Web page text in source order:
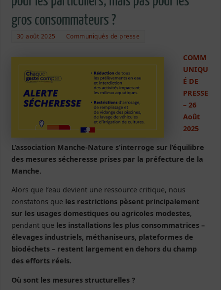
gros consommateurs ?
30 août 2025 Communiqués de presse
COMM
UNIQU
É DE
PRESSE
– 26
Août
2025
L’association Manche-Nature s’interroge sur l’équilibre
des mesures sécheresse prises par la préfecture de la
Manche.
Alors que l’eau devient une ressource critique, nous
constatons que les restrictions pèsent principalement
sur les usages domestiques ou agricoles modestes,
pendant que les installations les plus consommatrices –
élevages industriels, méthaniseurs, plateformes de
biodéchets – restent largement en dehors du champ
des efforts réels.
Où sont les mesures structurelles ?